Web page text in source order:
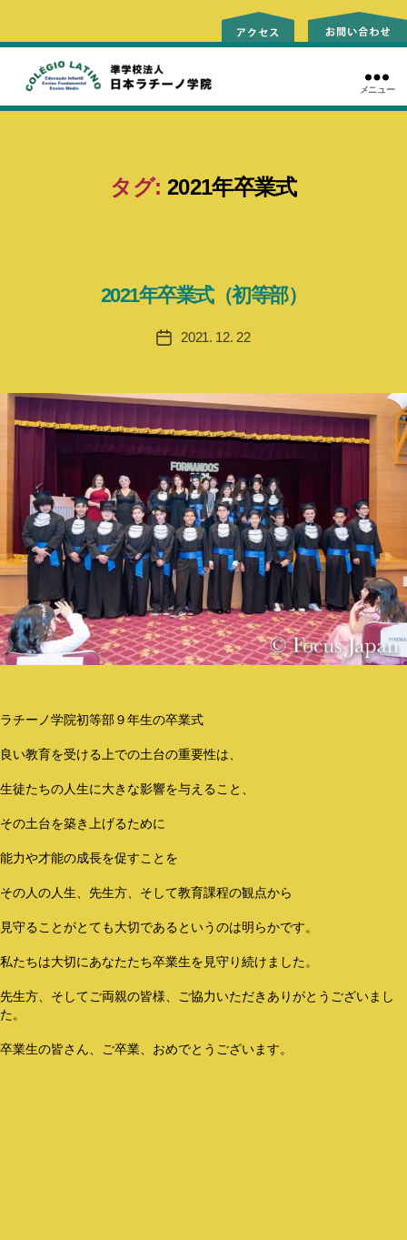
ラ
学
メニュー
タグ: 2021年卒業式
2021年卒業式（初等部）
投
2021. 12. 22
ラチーノ学院初等部９年生の卒業式
良い教育を受ける上での土台の重要性は、
生徒たちの人生に大きな影響を与えること、
その土台を築き上げるために
能力や才能の成長を促すことを
その人の人生、先生方、そして教育課程の観点から
見守ることがとても大切であるというのは明らかです。
私たちは大切にあなたたち卒業生を見守り続けました。
先生方、そしてご両親の皆様、ご協力いただきありがとうございまし
た。
卒業生の皆さん、ご卒業、おめでとうございます。